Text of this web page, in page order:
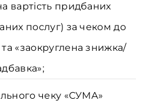
вартість придбаних
послуг) за чеком до
«заокруглена знижка/
чеку «СУМА»